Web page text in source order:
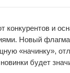
конкурентов и
Новый
«начинку»,
будет